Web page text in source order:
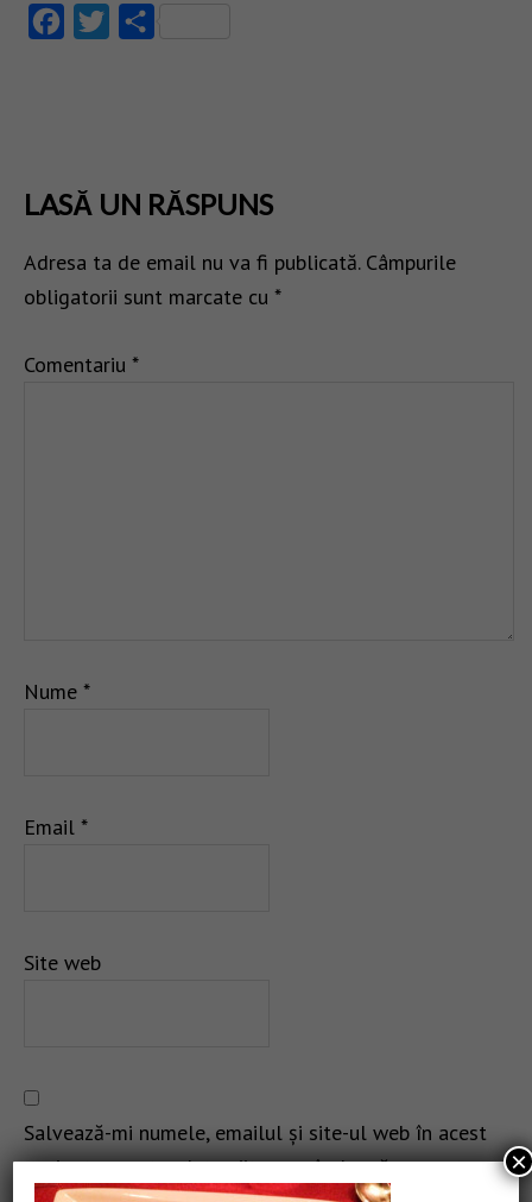
FacebookTwitter
LASĂ UN RĂSPUNS
Adresa ta de email nu va fi publicată. Câmpurile
obligatorii sunt marcate cu *
Comentariu *
Nume *
Email *
Site web
Salvează-mi numele, emailul și site-ul web în acest
navigator pentru data viitoare când o să comentez.
×